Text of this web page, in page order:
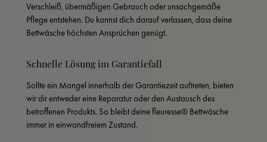
Verschleiß, übermäßigen Gebrauch oder unsachgemäße
Pflege entstehen. Du kannst dich darauf verlassen, dass deine
Bettwäsche höchsten Ansprüchen genügt.
Schnelle Lösung im Garantiefall
Sollte ein Mangel innerhalb der Garantiezeit auftreten, bieten
wir dir entweder eine Reparatur oder den Austausch des
betroffenen Produkts. So bleibt deine fleuresse® Bettwäsche
immer in einwandfreiem Zustand.